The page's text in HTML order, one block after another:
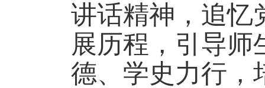
讲话精神，追忆
展历程，引导师
德、学史力行，